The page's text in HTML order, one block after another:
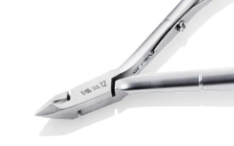
Nghia export cążki do